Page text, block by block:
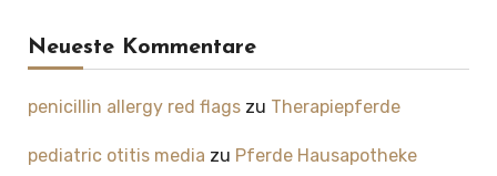
Neueste Kommentare
penicillin allergy red flagszu Therapiepferde
pediatric otitis media zu Pferde Hausapotheke